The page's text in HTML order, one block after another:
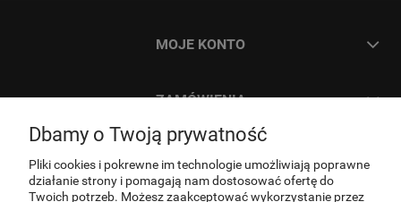
MOJE KONTO
ZAMÓWIENIA
INFORMACJE
Dbamy o Twoją prywatność
Pliki cookies i pokrewne im technologie umożliwiają poprawne
działanie strony i pomagają nam dostosować ofertę do
Twoich potrzeb. Możesz zaakceptować wykorzystanie przez